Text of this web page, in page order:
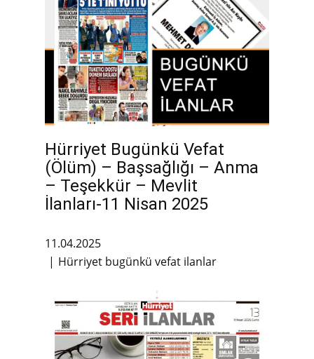
Hürriyet Bugünkü Vefat
(Ölüm) – Başsağlığı – Anma
– Teşekkür – Mevlit
İlanları-11 Nisan 2025
11.04.2025
Hürriyet bugünkü vefat ilanlar